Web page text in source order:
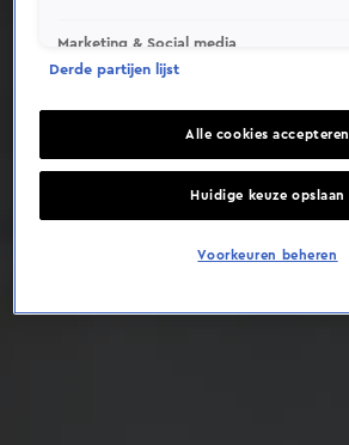
Marketing & Social media
Derde partijen lijst
Alle cookies accepteren
Huidige keuze opslaan
Voorkeuren beheren